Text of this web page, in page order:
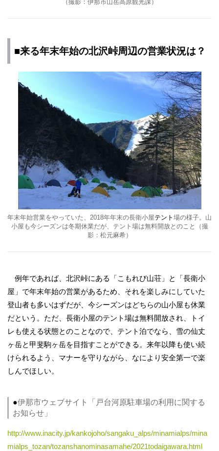
（撮影：伊那市山岳高原観光課）
■来る年末年始の北沢峠周辺の営業状況は？
年末年始営業をやっていた、2018年年末の長衛小屋テント 場の様子。山
小屋も今シーズンは冬期休業だが、テント場は無料開放とのこと（撮
影：松元麻希）
例年であれば、北沢峠にある「こもれび山荘」と「長衛小
屋」で年末年始の営業があるため、それを楽しみにしていた
登山者も多いはずだが、今シーズンはどちらの山小屋も休業
だという。ただ、長衛小屋のテント場は無料開放され、トイ
レも使える状態とのことなので、テント泊でなら、雪の仙丈
ヶ岳と甲斐駒ヶ岳を目指すことができる。来年以降も使い続
けられるよう、マナーを守りながら、なにより安全第一で楽
しんでほしい。
●伊那市ウェブサイト「戸台河原駐車場の利用に関する
お知らせ」
http://www.inacity.jp/kankojoho/sangaku_alps/minamialps/mina
mialps_tozan/tozanshanominasamahe/2021todaigawara.html